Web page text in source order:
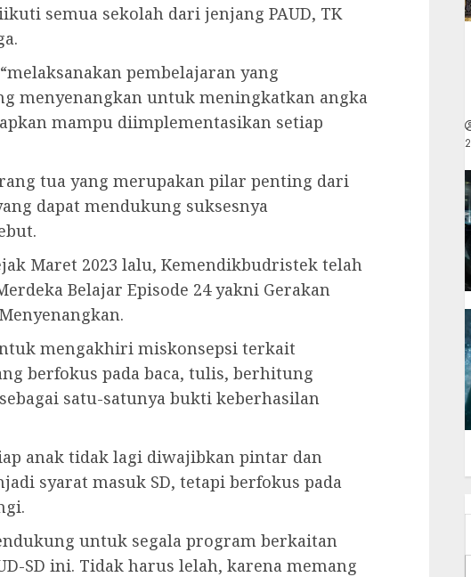
semua sekolah dari jenjang PAUD, TK
pembelajaran yang
menyenangkan untuk meningkatkan angka
mampu diimplementasikan setiap
tua yang merupakan pilar penting dari
dapat mendukung suksesnya
Maret 2023 lalu, Kemendikbudristek telah
Belajar Episode 24 yakni Gerakan
mengakhiri miskonsepsi terkait
berfokus pada baca, tulis, berhitung
satu-satunya bukti keberhasilan
anak tidak lagi diwajibkan pintar dan
syarat masuk SD, tetapi berfokus pada
untuk segala program berkaitan
SD ini. Tidak harus lelah, karena memang